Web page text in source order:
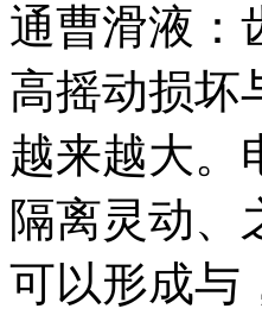
通曹滑液：
高摇动损坏
越来越大。
隔离灵动、
可以形成与